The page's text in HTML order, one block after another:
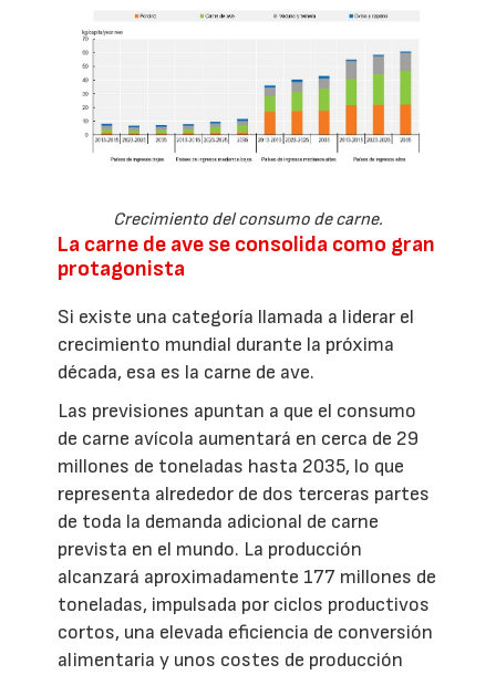
Crecimiento del consumo de carne.
La carne de ave se consolida como gran
protagonista
Si existe una categoría llamada a liderar el
crecimiento mundial durante la próxima
década, esa es la carne de ave.
Las previsiones apuntan a que el consumo
de carne avícola aumentará en cerca de 29
millones de toneladas hasta 2035, lo que
representa alrededor de dos terceras partes
de toda la demanda adicional de carne
prevista en el mundo. La producción
alcanzará aproximadamente 177 millones de
toneladas, impulsada por ciclos productivos
cortos, una elevada eficiencia de conversión
alimentaria y unos costes de producción